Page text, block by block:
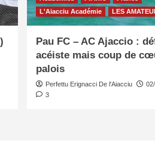
L'Aiacciu Académie
LES
Pau FC – AC Ajaccio :
acéiste mais coup de
palois
Perfettu Erignacci De l'Aiacciu
3